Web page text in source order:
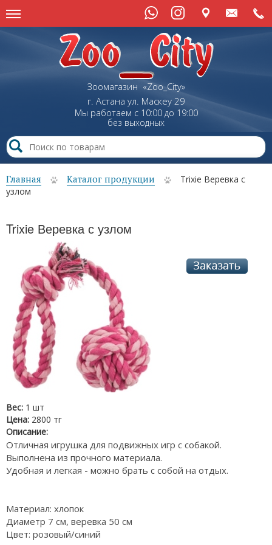
Зоомагазин «Zoo_City»
г. Астана ул. Маскеу29
Мы работаем с 10:00 до 19:00
без выходных
Главная Каталог продукции
Trixie Веревка с
узлом
Trixie Веревка с узлом
Вес: 1 шт
Цена: 2800 тг
Описание:
Отличная игрушка для подвижных игр с собакой.
Выполнена из прочного материала.
Удобная и легкая - можно брать с собой на отдых.
Материал: хлопок
Диаметр 7 см, веревка 50 см
Цвет: розовый/синий